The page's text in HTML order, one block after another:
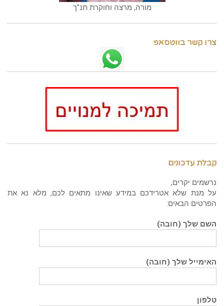
מורה, מרצה וחוקרת תנ"ך
צרו קשר בווטסאפ
קבלת עדכונים
נרשמים יקרים,
על מנת שלא אטרידכם במידע שאינו מתאים לכם, מלא נא את
הפרטים הבאים:
השם שלך (חובה)
האימייל שלך (חובה)
טלפון